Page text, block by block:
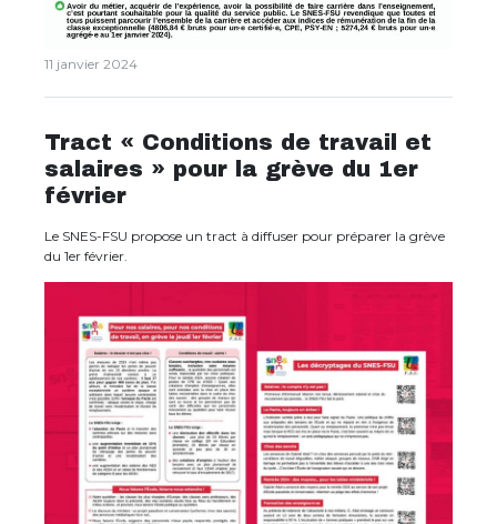
11 janvier 2024
Tract « Conditions de travail et
salaires » pour la grève du 1er
février
Le SNES-FSU propose un tract à diffuser pour préparer la grève
du 1er février.